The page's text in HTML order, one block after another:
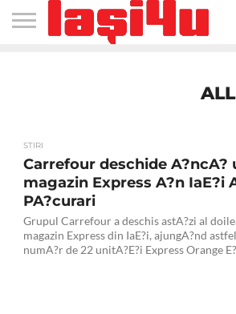
STIRI
Carrefour deschide A?ncA?
magazin Express A?n IaE?i
PA?curari
Grupul Carrefour a deschis astA?zi al
magazin Express din IaE?i, ajungA?nd
numA?r de 22 unitA?E?i Express Orange